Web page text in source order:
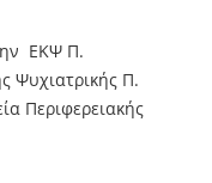
ΕΚΨ Π.
Ψυχιατρικής Π.
Περιφερειακής